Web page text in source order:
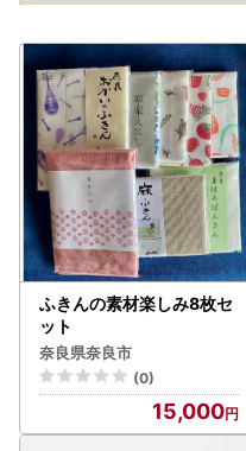
ふきんの素材楽しみ8枚セ
ット
奈良県奈良市
(0)
15,000